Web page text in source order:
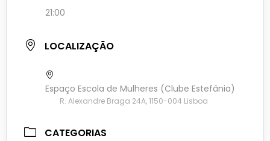
21:00
LOCALIZAÇÃO
Espaço Escola de Mulheres (Clube Estefânia)
R. Alexandre Braga 24A, 1150-004 Lisboa
CATEGORIAS